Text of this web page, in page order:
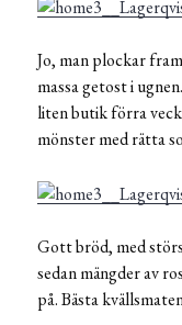
Jo, man plockar
massa getost i
liten butik förra
mönster med rätta
Gott bröd, med
sedan mängder av
på. Bästa